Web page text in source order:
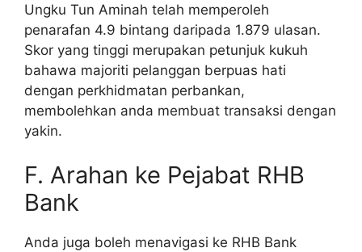
Ungku Tun Aminah telah memperoleh
penarafan 4.9 bintang daripada 1.879 ulasan.
Skor yang tinggi merupakan petunjuk kukuh
bahawa majoriti pelanggan berpuas hati
dengan perkhidmatan perbankan,
membolehkan anda membuat transaksi dengan
yakin.
F. Arahan ke Pejabat RHB
Bank
Anda juga boleh menavigasi ke RHB Bank